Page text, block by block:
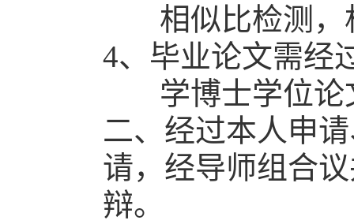
相似比检测
4、毕业论文需经
学博士学位
二、经过本人申
请，经导师组合
辩。